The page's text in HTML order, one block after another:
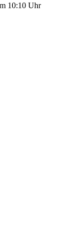
10:10 Uhr